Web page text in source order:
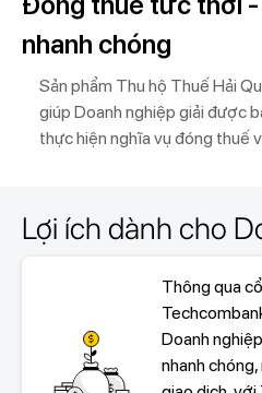
nhanh chóng
Sản phẩm Thu hộ Thuế Hải
giúp Doanh nghiệp giải được
thực hiện nghĩa vụ đóng thuế
Lợi ích dành cho
Thông qua
Doanh
nhanh